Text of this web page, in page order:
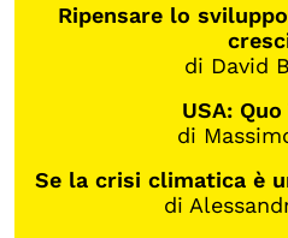
Ripensare lo
di David
USA:
di
Se la crisi climatica è
di